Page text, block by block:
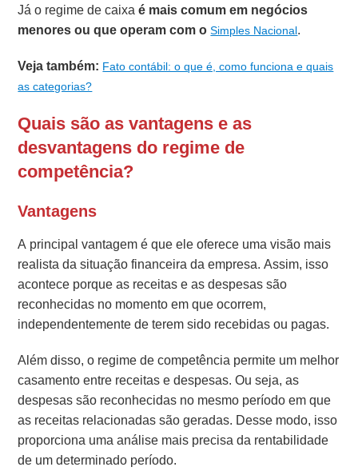
Já o regime de caixaé mais comum em negócios
menores ou que operam com oSimples Nacional.
Veja também: Fato contábil: o que é, como funciona e quais
as categorias?
Quais são as vantagens e as
desvantagens do regime de
competência?
Vantagens
A principal vantagem é que ele oferece uma visão mais
realista da situação financeira da empresa. Assim, isso
acontece porque as receitas e as despesas são
reconhecidas no momento em que ocorrem,
independentemente de terem sido recebidas ou pagas.
Além disso, o regime de competência permite um melhor
casamento entre receitas e despesas. Ou seja, as
despesas são reconhecidas no mesmo período em que
as receitas relacionadas são geradas. Desse modo, isso
proporciona uma análise mais precisa da rentabilidade
de um determinado período.